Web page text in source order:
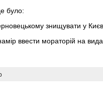
було:
знищувати у
ввести мораторій на